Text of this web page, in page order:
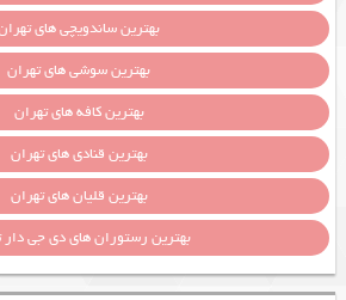
بهترین ساندویچی های
بهترین سوشی های تهران
بهترین کافه های تهران
بهترین قنادی های تهران
بهترین قلیان های تهران
بهترین رستوران های دی جی دار